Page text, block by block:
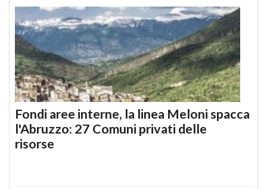
Fondi aree interne, la linea Meloni spacca
l'Abruzzo: 27 Comuni privati delle
risorse